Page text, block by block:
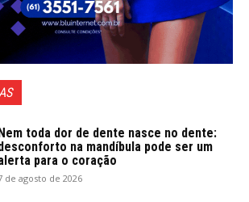
Nem toda dor de dente nasce no dente:
na mandíbula pode ser um
para o coração
de agosto de 2026